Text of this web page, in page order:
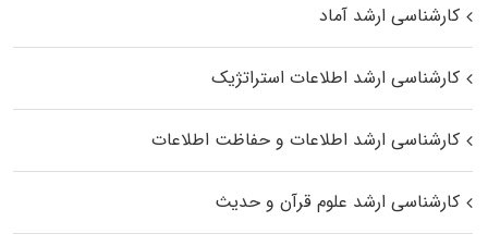
کارشناسی ارشد آماد
کارشناسی ارشد اطلاعات استراتژیک
کارشناسی ارشد اطلاعات و حفاظت اطلاعات
کارشناسی ارشد علوم قرآن و حدیث